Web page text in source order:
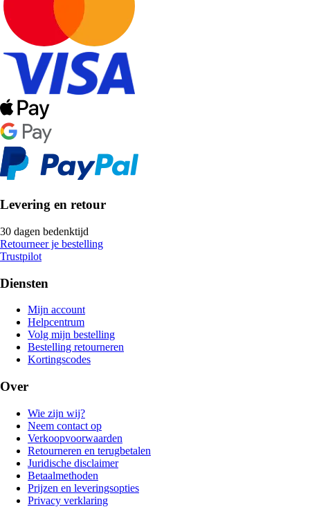
Levering en retour
30 dagen bedenktijd
Retourneer je bestelling
Trustpilot
Diensten
Mijn account
Helpcentrum
Volg mijn bestelling
Bestelling retourneren
Kortingscodes
Over
Wie zijn wij?
Neem contact op
Verkoopvoorwaarden
Retourneren en terugbetalen
Juridische disclaimer
Betaalmethoden
Prijzen en leveringsopties
Privacy verklaring